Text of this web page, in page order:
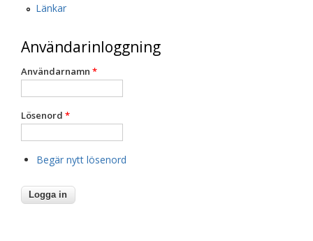
Länkar
Användarinloggning
Användarnamn *
Lösenord *
Begär nytt lösenord